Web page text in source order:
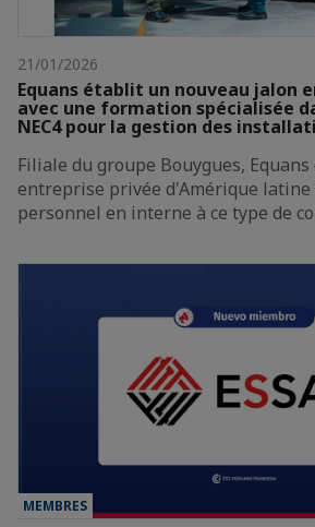
21/01/2026
Equans établit un nouveau jalon
avec une formation spécialisée
NEC4 pour la gestion des
Filiale du groupe Bouygues,
entreprise privée d'Amérique latine
personnel en interne à ce type de
MEMBRES